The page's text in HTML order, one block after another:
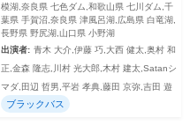
模湖,奈良県 七色ダム,和歌山県 七川ダム,千
葉県 手賀沼,奈良県 津風呂湖,広島県 白竜湖,
長野県 野尻湖,山口県 小野湖
出演者: 青木 大介,伊藤 巧,大西 健太,奥村 和
正,金森 隆志,川村 光大郎,木村 建太,Satanシ
マダ,田辺 哲男,平岩 孝典,藤田 京弥,吉田 遊
ブラックバス